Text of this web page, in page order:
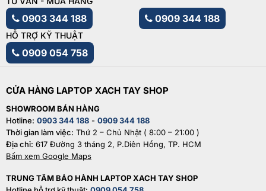
0903 344 188 0909 344 188
HỖ TRỢ KỸ THUẬT
0909 054 758
CỬA HÀNG LAPTOP XACH TAY SHOP
SHOWROOM BÁN HÀNG
Hotline: 0903 344 188 - 0909 344 188
Thời gian làm việc: Thứ 2 – Chủ Nhật ( 8:00 – 21:00 )
Địa chỉ: 617 Đường 3 tháng 2, P.Diên Hồng, TP. HCM
Bấm xem Google Maps
TRUNG TÂM BẢO HÀNH LAPTOP XACH TAY SHOP